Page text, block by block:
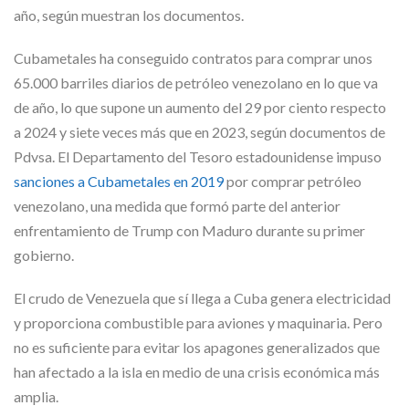
año, según muestran los documentos.
Cubametales ha conseguido contratos para comprar unos
65.000 barriles diarios de petróleo venezolano en lo que va
de año, lo que supone un aumento del 29 por ciento respecto
a 2024 y siete veces más que en 2023, según documentos de
Pdvsa. El Departamento del Tesoro estadounidense impuso
sanciones a Cubametales en 2019por comprar petróleo
venezolano, una medida que formó parte del anterior
enfrentamiento de Trump con Maduro durante su primer
gobierno.
El crudo de Venezuela que sí llega a Cuba genera electricidad
y proporciona combustible para aviones y maquinaria. Pero
no es suficiente para evitar los apagones generalizados que
han afectado a la isla en medio de una crisis económica más
amplia.